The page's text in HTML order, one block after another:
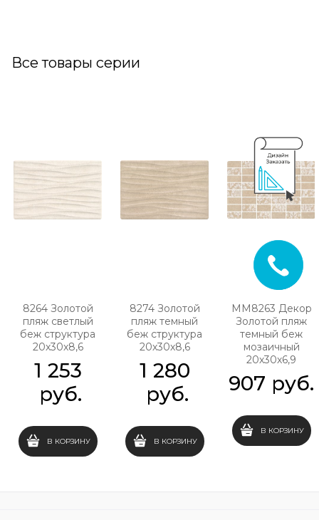
Все товары серии
8264 Золотой
пляж светлый
беж структура
20х30х8,6
1 253
руб.
В КОРЗИНУ
8274 Золотой
пляж темный
беж структура
20х30х8,6
1 280
руб.
В КОРЗИНУ
MM8263 Декор
Золотой пляж
темный беж
мозаичный
20х30х6,9
907 руб.
В КОРЗИНУ